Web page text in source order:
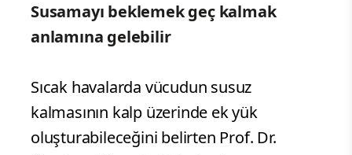
Susamayı beklemek geç kalmak
anlamına gelebilir
Sıcak havalarda vücudun susuz
kalmasının kalp üzerinde ek yük
oluşturabileceğini belirten Prof. Dr.